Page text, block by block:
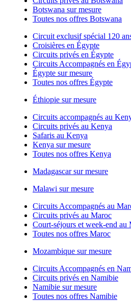
Botswana sur mesure
Toutes nos offres Botswana
Circuit exclusif spécial 120
Croisières en Égypte
Circuits privés en Égypte
Circuits Accompagnés en
Égypte sur mesure
Toutes nos offres Égypte
Éthiopie sur mesure
Circuits accompagnés au
Circuits privés au Kenya
Safaris au Kenya
Kenya sur mesure
Toutes nos offres Kenya
Madagascar sur mesure
Malawi sur mesure
Circuits Accompagnés au
Circuits privés au Maroc
Court-séjours et week-end au
Toutes nos offres Maroc
Mozambique sur mesure
Circuits Accompagnés en
Circuits privés en Namibie
Namibie sur mesure
Toutes nos offres Namibie